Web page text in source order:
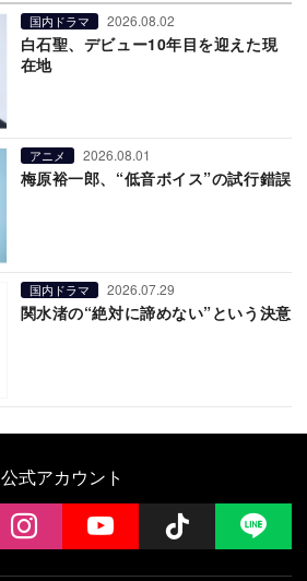
国内ドラマ 2026.08.02
白石聖、デビュー10年目を迎えた現
在地
アニメ 2026.08.01
梅原裕一郎、“低音ボイス”の試行錯誤
国内ドラマ 2026.07.29
関水渚の“絶対に諦めない”という決意
公式アカウント
instagramYouTube Follow